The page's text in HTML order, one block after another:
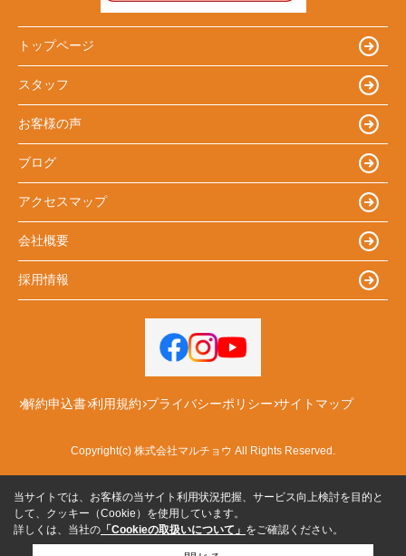
トップページ
スタッフ
お客様の声
ブログ
アクセスマップ
会社概要
採用情報
解約申込書 利用規約 プライバシーポリシー サイトマップ
Copyright(c) 株式会社マルチョウ All Rights Reserved.
当サイトでは、お客様の当サイト利用状況把握、サービス向上検討を目的と
して、クッキー（Cookie）を使用しています。
詳しくは、当社の 「Cookieの取扱いについて」 をご確認ください。